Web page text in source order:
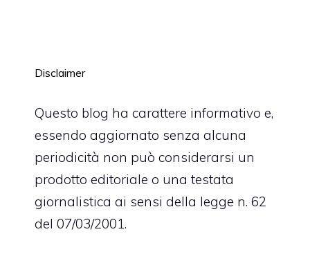
Disclaimer
Questo blog ha carattere informativo e,
essendo aggiornato senza alcuna
periodicità non può considerarsi un
prodotto editoriale o una testata
giornalistica ai sensi della legge n. 62
del 07/03/2001.